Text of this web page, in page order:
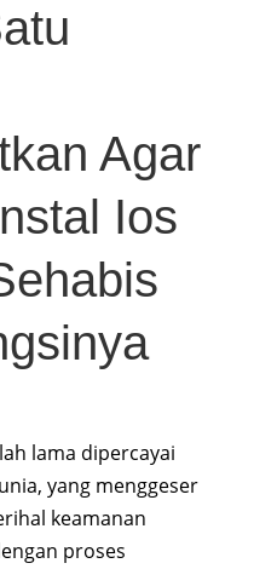
Agar
Ios
lama dipercayai
yang menggeser
keamanan
proses